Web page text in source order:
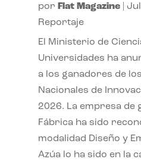
por Flat Magazine|
Reportaje
El Ministerio de
Universidades ha
a los ganadores de
Nacionales de
2026. La empresa de
Fábrica ha sido
modalidad Diseño y
Azúa lo ha sido en la